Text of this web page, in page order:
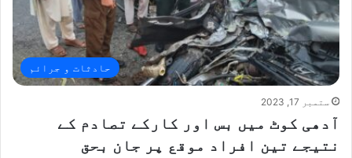
حادثات و جرائم
ستمبر 17, 2023
آدھی کوٹ میں بس اور کارکے تصادم کے
نتیجے تین افراد موقع پر جان بحق